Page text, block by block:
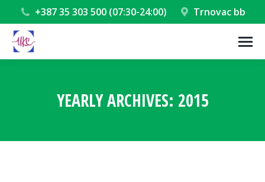
+387 35 303 500 (07:30-24:00) Trnovac bb
YEARLY ARCHIVES: 2015